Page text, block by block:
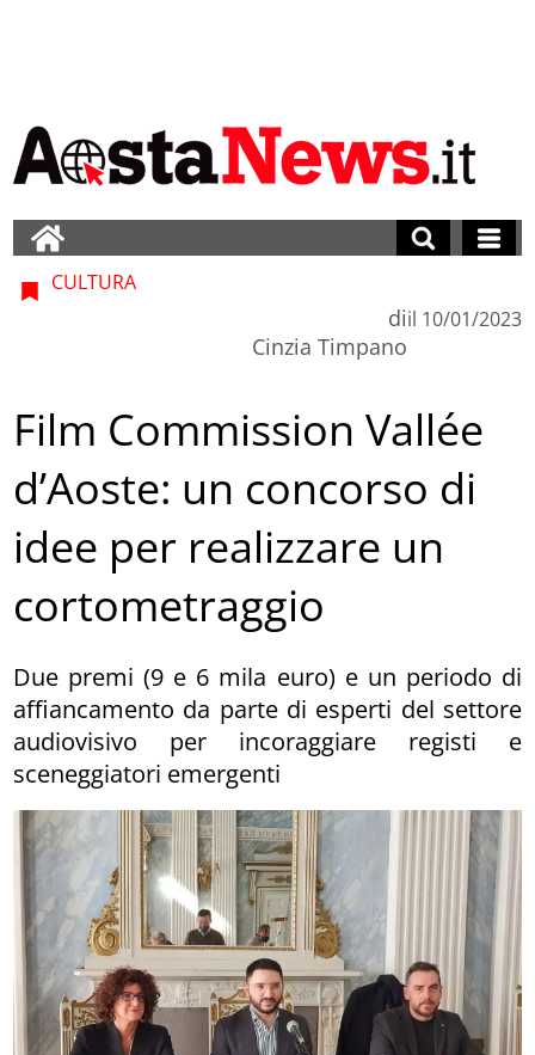
CULTURA
di
Cinzia Timpano
il 10/01/2023
Film Commission Vallée
d’Aoste: un concorso di
idee per realizzare un
cortometraggio
Due premi (9 e 6 mila euro) e un periodo di
affiancamento da parte di esperti del settore
audiovisivo per incoraggiare registi e
sceneggiatori emergenti